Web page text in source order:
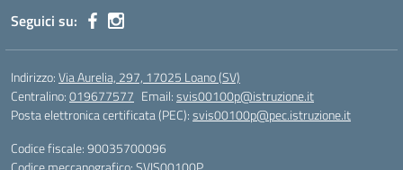
Seguici su:
Indirizzo:Via Aurelia, 297, 17025 Loano (SV)
Centralino:019677577 Email:svis00100p@istruzione.it
Posta elettronica certificata (PEC):svis00100p@pec.istruzione.it
Codice fiscale: 90035700096